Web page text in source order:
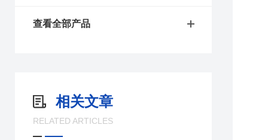
查看全部产品
相关文章
RELATED ARTICLES